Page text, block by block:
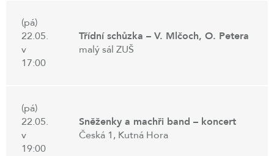
(pá)
22.05.
v
17:00
Třídní schůzka – V. Mlčoch, O. Petera
malý sál ZUŠ
(pá)
22.05.
v
19:00
Sněženky a machři band – koncert
Česká 1, Kutná Hora